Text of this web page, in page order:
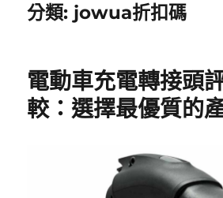
分類: jowua折扣碼
電動車充電轉接頭
較：選擇最優質的